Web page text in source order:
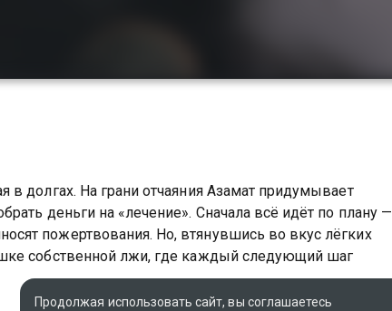
долгах. На грани отчаяния Азамат придумывает
деньги на «лечение». Сначала всё идёт по плану —
пожертвования. Но, втянувшись во вкус лёгких
собственной лжи, где каждый следующий шаг
Продолжая использовать сайт, вы соглашаетесь